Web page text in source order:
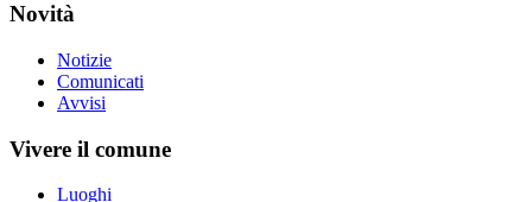
Novità
Notizie
Comunicati
Avvisi
Vivere il comune
Luoghi